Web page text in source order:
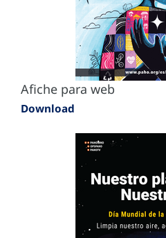
Afiche para web
Download